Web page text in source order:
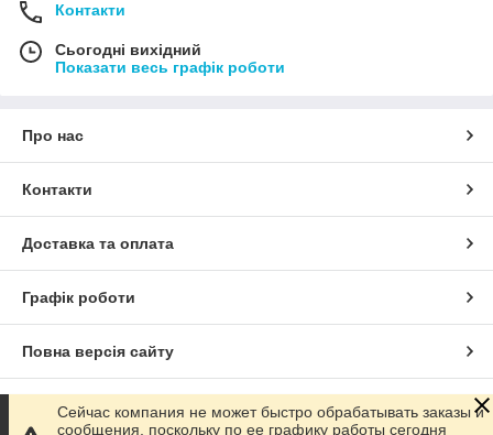
Контакти
Сьогодні вихідний
Показати весь графік роботи
Про нас
Контакти
Доставка та оплата
Графік роботи
Повна версія сайту
Сайт створено на маркетплейсі Prom.ua
Сейчас компания не может быстро обрабатывать заказы и
сообщения, поскольку по ее графику работы сегодня